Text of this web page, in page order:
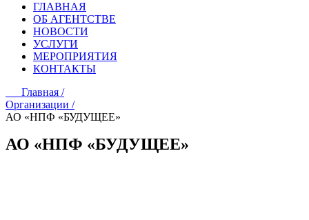
ГЛАВНАЯ
ОБ АГЕНТСТВЕ
НОВОСТИ
УСЛУГИ
МЕРОПРИЯТИЯ
КОНТАКТЫ
Главная /
Организации /
АО «НПФ «БУДУЩЕЕ»
АО «НПФ «БУДУЩЕЕ»